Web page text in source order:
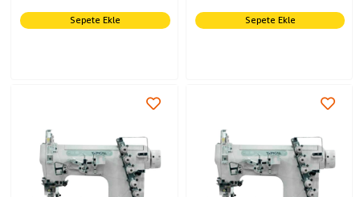
Sepete Ekle Sepete Ekle